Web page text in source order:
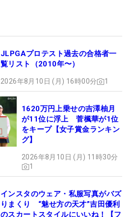
JLPGAプロテスト過去の合格者一
覧リスト（2010年〜）
2026年8月10日 (月) 16時00分 1
1620万円上乗せの吉澤柚月
が11位に浮上 菅楓華が1位
をキープ【女子賞金ランキン
グ】
2026年8月10日 (月) 11時30分
1
インスタのウェア・私服写真がバズ
りまくり “魅せ方の天才”吉田優利
のスカートスタイルにいいね！【フ